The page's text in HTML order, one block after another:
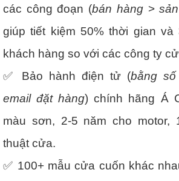
các công đoạn (bán hàng>
giúp tiết kiệm 50% thời gian và
khách hàng so với các công ty
✅ Bảo hành điện tử (bằng
email đặt hàng) chính hãng Á
màu sơn, 2-5 năm cho motor,
thuật cửa.
✅ 100+ mẫu cửa cuốn khác